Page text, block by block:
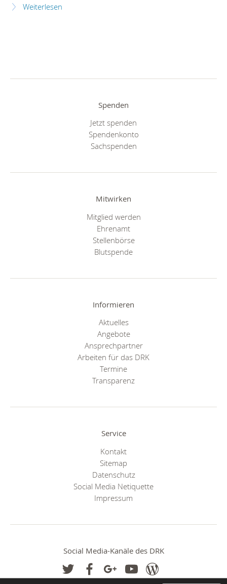
Weiterlesen
Spenden
Jetzt spenden
Spendenkonto
Sachspenden
Mitwirken
Mitglied werden
Ehrenamt
Stellenbörse
Blutspende
Informieren
Aktuelles
Angebote
Ansprechpartner
Arbeiten für das DRK
Termine
Transparenz
Service
Kontakt
Sitemap
Datenschutz
Social Media Netiquette
Impressum
Social Media-Kanäle des DRK